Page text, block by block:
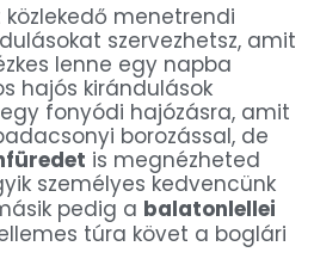
menetrendi
szervezhetsz, amit
lenne egy napba
hajós kirándulások
fonyódi hajózásra, amit
borozással, de
is megnézheted
személyes kedvencünk
pedig a balatonlellei
túra követ a boglári